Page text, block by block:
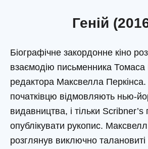
Геній
Біографічне закордонне кіно
взаємодію письменника
редактора Максвелла Перкінса.
початківцю відмовляють нью-
видавництва, і тільки Scribner’s
опублікувати рукопис.
розглянув виключно